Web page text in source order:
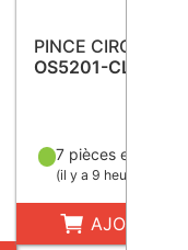
PINCE CIRCLIP
OS5201-CLAS
7 pièces en stock
(il y a 9 heures
AJOUTER